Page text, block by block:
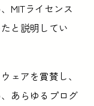
MITライセンス
と説明してい
ェアを賞賛し、
あらゆるプログ